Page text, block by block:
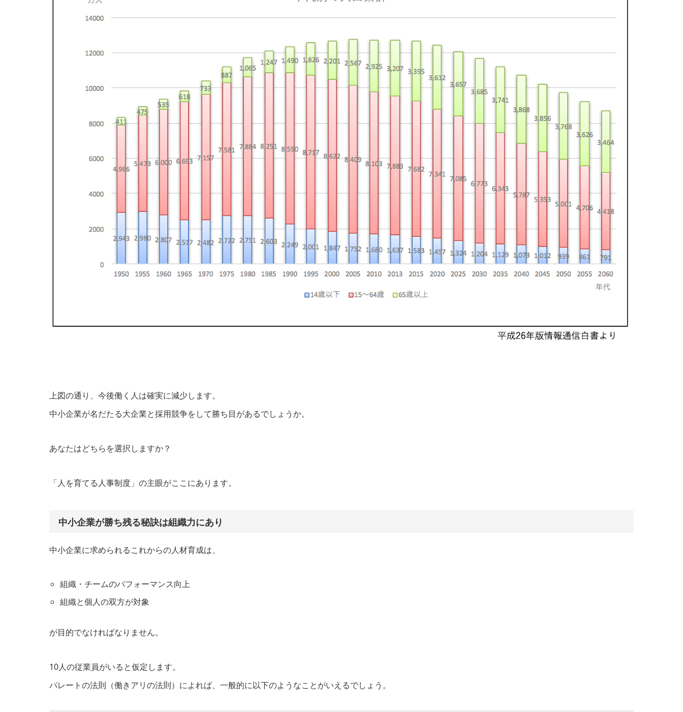
上図の通り、今後働く人は確実に減少します。
中小企業が名だたる大企業と採用競争をして勝ち目があるでしょうか。
あなたはどちらを選択しますか？
「人を育てる人事制度」の主眼がここにあります。
中小企業が勝ち残る秘訣は組織力にあり
中小企業に求められるこれからの人材育成は、
組織・チームのパフォーマンス向上
組織と個人の双方が対象
が目的でなければなりません。
10人の従業員がいると仮定します。
パレートの法則（働きアリの法則）によれば、一般的に以下のようなことがいえるでしょう。